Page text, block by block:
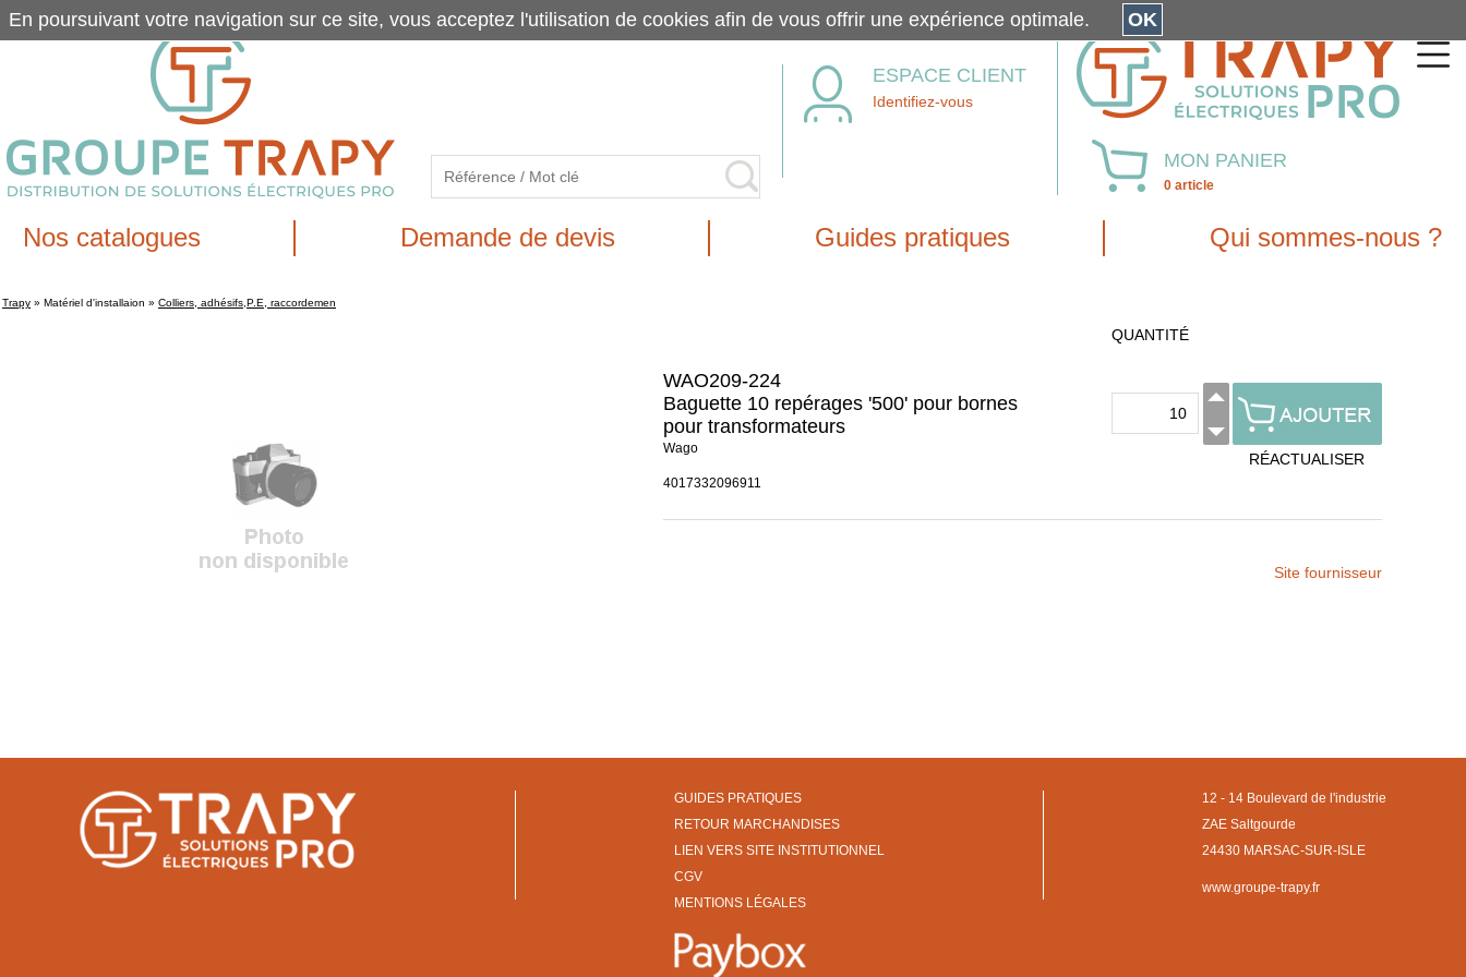
ESPACE CLIENT
Identifiez-vous
MON PANIER
0 article
Nos catalogues Demande de devis Guides pratiques Qui sommes-nous ?
Trapy » Matériel d'installaion » Colliers, adhésifs,P.E, raccordemen
WAO209-224
Baguette 10 repérages '500' pour bornes
pour transformateurs
Wago
4017332096911
QUANTITÉ
RÉACTUALISER
Site fournisseur
GUIDES PRATIQUES
RETOUR MARCHANDISES
LIEN VERS SITE INSTITUTIONNEL
CGV
MENTIONS LÉGALES
12 - 14 Boulevard de l'industrie
ZAE Saltgourde
24430 MARSAC-SUR-ISLE
www.groupe-trapy.fr
En poursuivant votre navigation sur ce site, vous acceptez l'utilisation de cookies afin de vous offrir une expérience optimale. OK